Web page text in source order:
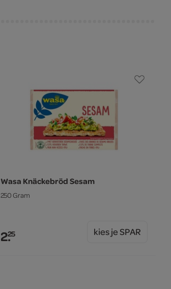
Wasa Knäckebröd Sesam
250 Gram
2.25 kies je SPAR